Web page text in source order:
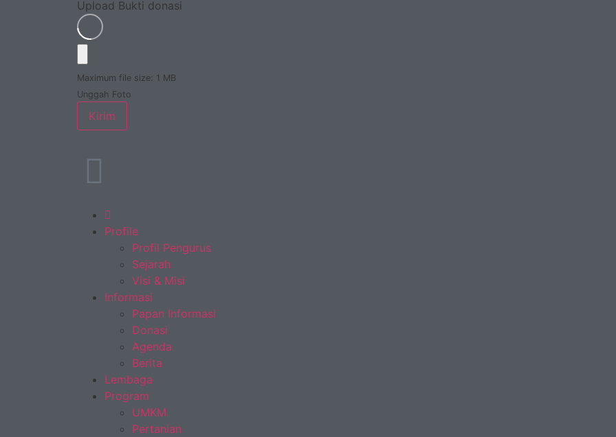
Upload Bukti donasi
Maximum file size: 1 MB
Unggah Foto
Kirim
Profile
Profil Pengurus
Sejarah
Visi & Misi
Informasi
Papan Informasi
Donasi
Agenda
Berita
Lembaga
Program
UMKM
Pertanian